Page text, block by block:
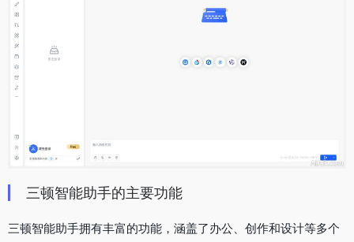
三顿智能助手的主要功能
三顿智能助手拥有丰富的功能，涵盖了办公、创作和设计等多个